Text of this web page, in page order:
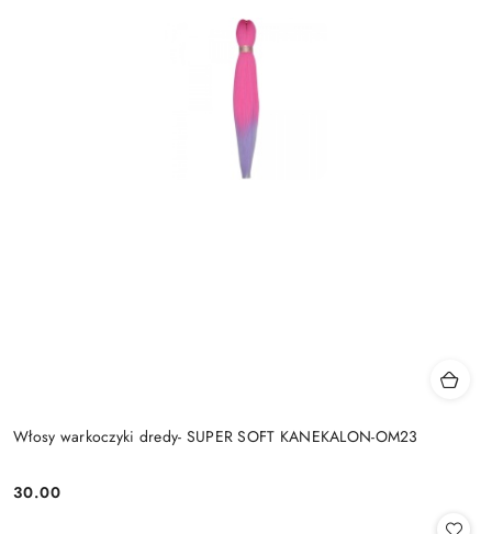
Włosy warkoczyki dredy- SUPER SOFT KANEKALON-OM23
Cena:
30.00